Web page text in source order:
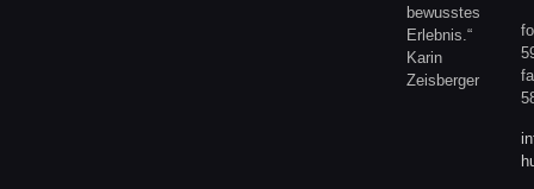
bewusstes
Erlebnis.“
Karin
Zeisberger